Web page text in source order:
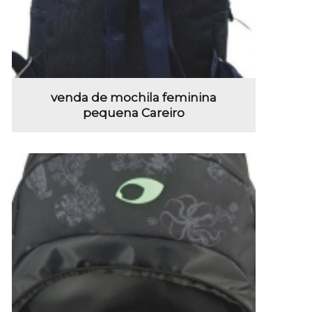
venda de mochila feminina
pequena Careiro